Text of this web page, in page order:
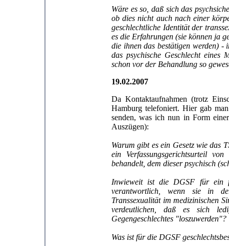
Wäre es so, daß sich das
ob dies nicht auch nach einer
geschlechtliche Identität der
es die Erfahrungen (sie können ja
die ihnen das bestätigen werden)
das psychische Geschlecht eines
schon vor der Behandlung so
19.02.2007
Da Kontaktaufnahmen (trotz
Hamburg telefoniert. Hier gab
senden, was ich nun in Form
Auszügen):
Warum gibt es ein Gesetz wie das
ein Verfassungsgerichtsurteil
behandelt, dem dieser psychisch
Inwieweit ist die DGSF für ein
verantwortlich, wenn sie in
Transsexualität im medizinischen
verdeutlichen, daß es sich
Gegengeschlechtes "loszuwerden"?
Was ist für die DGSF